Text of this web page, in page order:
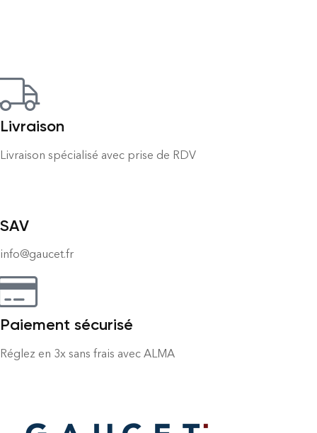
Livraison
Livraison spécialisé avec prise de RDV
SAV
info@gaucet.fr
Paiement sécurisé
Réglez en 3x sans frais avec ALMA